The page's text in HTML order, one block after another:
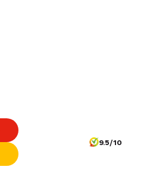
9.5/10